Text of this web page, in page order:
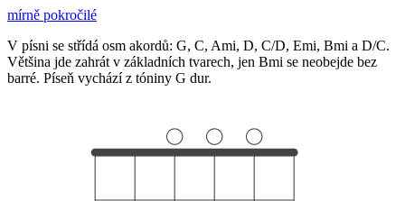
mírně pokročilé
V písni se střídá osm akordů: G, C, Ami, D, C/D, Emi, Bmi a D/C.
Většina jde zahrát v základních tvarech, jen Bmi se neobejde bez
barré. Píseň vychází z tóniny G dur.